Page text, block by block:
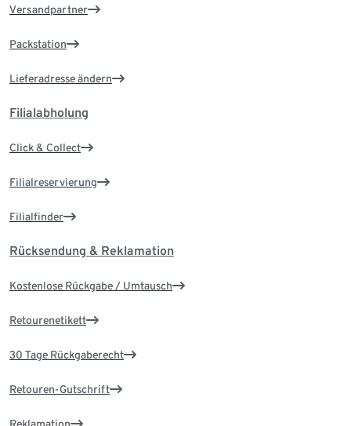
Versandpartner
Packstation
Lieferadresse ändern
Filialabholung
Click & Collect
Filialreservierung
Filialfinder
Rücksendung & Reklamation
Kostenlose Rückgabe / Umtausch
Retourenetikett
30 Tage Rückgaberecht
Retouren-Gutschrift